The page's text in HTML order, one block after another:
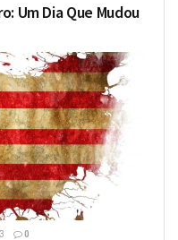
Um Dia Que Mudou
0